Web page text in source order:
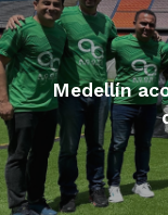
Medellín